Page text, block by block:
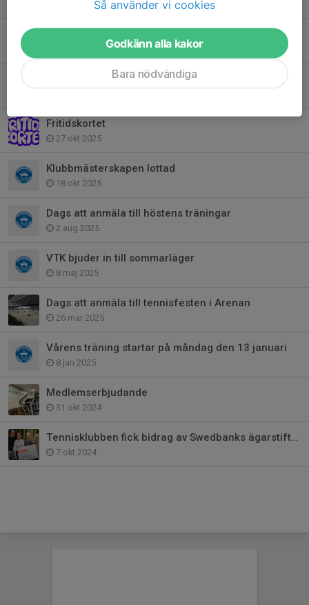
2 mar, 12:11
18 feb, 17:18
Träningsinformation inför vårterminen 2026
Fritidskortet
27 okt 2025
Klubbmästerskapen lottad
18 okt 2025
Dags att anmäla till höstens träningar
2 aug 2025
VTK bjuder in till sommarläger
8 maj 2025
Dags att anmäla till tennisfesten i Arenan
26 mar 2025
Vårens träning startar på måndag den 13 januari
8 jan 2025
Medlemserbjudande
31 okt 2024
Tennisklubben fick bidrag av Swedbanks ägarstiftelse Väst
7 okt 2024
Så använder vi cookies
Godkänn alla kakor
Bara nödvändiga